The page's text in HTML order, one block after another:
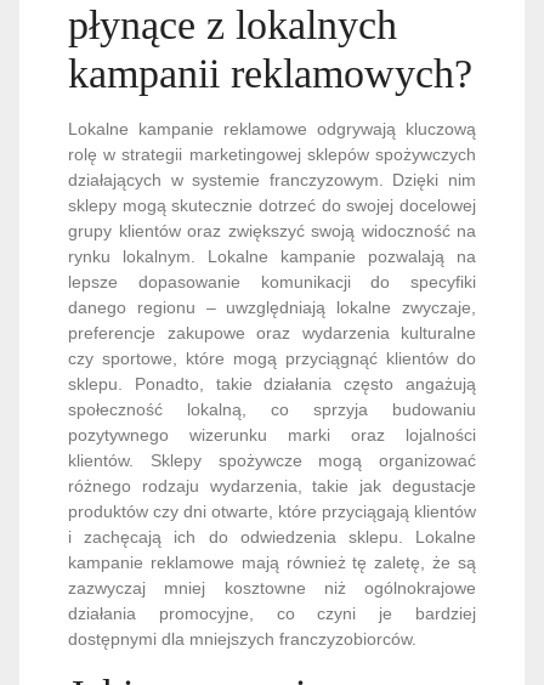
płynące z lokalnych
kampanii reklamowych?
Lokalne kampanie reklamowe odgrywają kluczową
rolę w strategii marketingowej sklepów spożywczych
działających w systemie franczyzowym. Dzięki nim
sklepy mogą skutecznie dotrzeć do swojej docelowej
grupy klientów oraz zwiększyć swoją widoczność na
rynku lokalnym. Lokalne kampanie pozwalają na
lepsze dopasowanie komunikacji do specyfiki
danego regionu – uwzględniają lokalne zwyczaje,
preferencje zakupowe oraz wydarzenia kulturalne
czy sportowe, które mogą przyciągnąć klientów do
sklepu. Ponadto, takie działania często angażują
społeczność lokalną, co sprzyja budowaniu
pozytywnego wizerunku marki oraz lojalności
klientów. Sklepy spożywcze mogą organizować
różnego rodzaju wydarzenia, takie jak degustacje
produktów czy dni otwarte, które przyciągają klientów
i zachęcają ich do odwiedzenia sklepu. Lokalne
kampanie reklamowe mają również tę zaletę, że są
zazwyczaj mniej kosztowne niż ogólnokrajowe
działania promocyjne, co czyni je bardziej
dostępnymi dla mniejszych franczyzobiorców.